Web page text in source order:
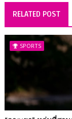
RELATED POST
SPORTS